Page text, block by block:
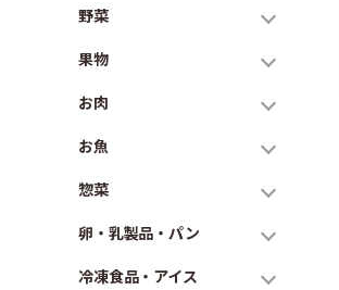
野菜
果物
お肉
お魚
惣菜
卵・乳製品・パン
冷凍食品・アイス